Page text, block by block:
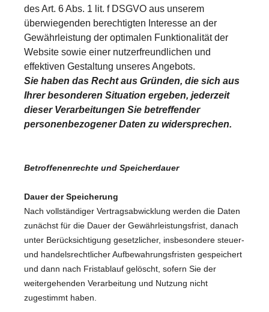
des Art. 6 Abs. 1 lit. f DSGVO aus unserem
überwiegenden berechtigten Interesse an der
Gewährleistung der optimalen Funktionalität der
Website sowie einer nutzerfreundlichen und
effektiven Gestaltung unseres Angebots.
Sie haben das Recht aus Gründen, die sich aus
Ihrer besonderen Situation ergeben, jederzeit
dieser Verarbeitungen Sie betreffender
personenbezogener Daten zu widersprechen.
Betroffenenrechte und Speicherdauer
Dauer der Speicherung
Nach vollständiger Vertragsabwicklung werden die Daten
zunächst für die Dauer der Gewährleistungsfrist, danach
unter Berücksichtigung gesetzlicher, insbesondere steuer-
und handelsrechtlicher Aufbewahrungsfristen gespeichert
und dann nach Fristablauf gelöscht, sofern Sie der
weitergehenden Verarbeitung und Nutzung nicht
zugestimmt haben.